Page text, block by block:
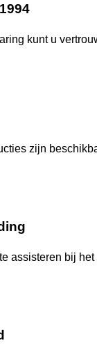
kunt u
zijn
assisteren bij